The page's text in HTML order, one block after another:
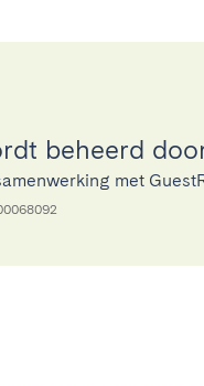
beheerd
met